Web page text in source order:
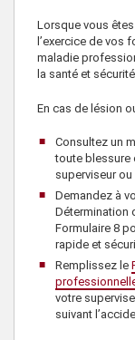
Lorsque vous
l’exercice de vos
maladie
la santé et
En cas de lésion
Consultez un
toute blessure
superviseur
Demandez à
Détermination
Formulaire 8
rapide et
Remplissez le
votre
suivant